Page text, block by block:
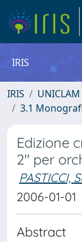
IRIS
IRIS UNICLAM
3.1
Edizione
2" per
PASTICCI,
2006-01-01
Abstract